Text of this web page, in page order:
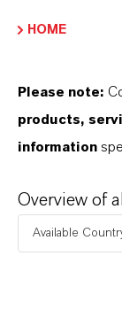
HOME
Please note:
products,
information
Overview of
Available